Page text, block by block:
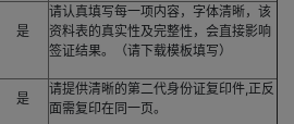
是
请认真填写每一项内容，字体清晰，该
资料表的真实性及完整性，会直接影响
签证结果。（请下载模板填写）
是
请提供清晰的第二代身份证复印件,正反
面需复印在同一页。